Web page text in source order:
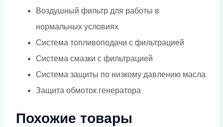
Воздушный фильтр для работы в
нормальных условиях
Система топливоподачи с фильтрацией
Система смазки с фильтрацией
Система защиты по низкому давлению масла
Защита обмоток генератора
Похожие товары